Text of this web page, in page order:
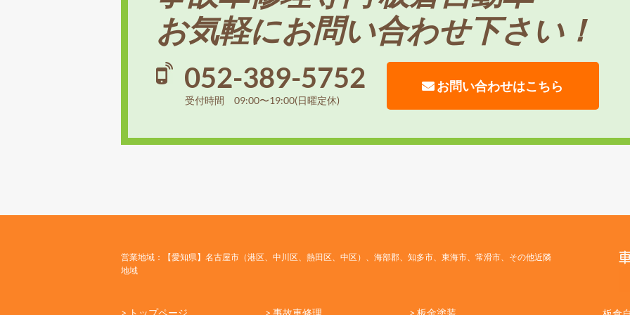
お気軽にお問い合わせ下さい！
052-389-5752
受付時間 09:00〜19:00(日曜定休)
お問い合わせはこちら
営業地域：【愛知県】名古屋市（港区、中川区、熱田区、中区）、海部郡、知多市、東海市、常滑市、その他近隣
地域
> トップページ > 事故車修理 > 板金塗装